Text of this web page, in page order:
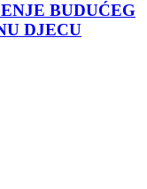
BUDUĆEG
DJECU